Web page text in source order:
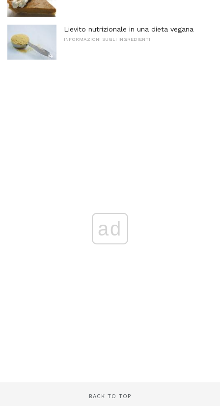
Lievito nutrizionale in una dieta vegana
INFORMAZIONI SUGLI INGREDIENTI
ad
BACK TO TOP